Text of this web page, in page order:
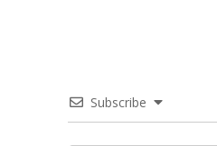
Subscribe